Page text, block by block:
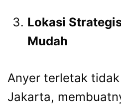
Lokasi
Mudah
Anyer terletak
Jakarta,